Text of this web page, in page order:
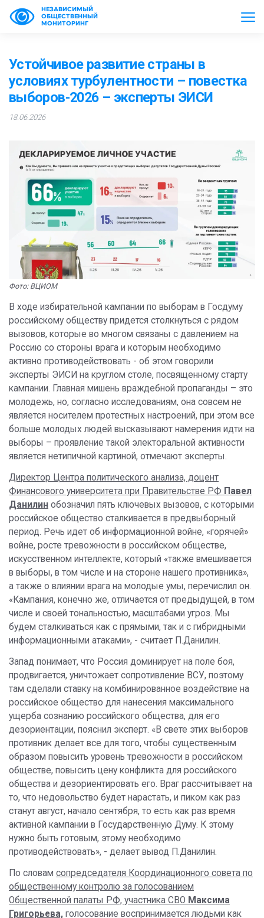
НЕЗАВИСИМЫЙ
ОБЩЕСТВЕННЫЙ
МОНИТОРИНГ
Устойчивое развитие страны в
условиях турбулентности – повестка
выборов-2026 – эксперты ЭИСИ
18.06.2026
Фото: ВЦИОМ
В ходе избирательной кампании по выборам в Госдуму
российскому обществу придется столкнуться с рядом
вызовов, которые во многом связаны с давлением на
Россию со стороны врага и которым необходимо
активно противодействовать - об этом говорили
эксперты ЭИСИ на круглом столе, посвященному старту
кампании. Главная мишень враждебной пропаганды – это
молодежь, но, согласно исследованиям, она совсем не
является носителем протестных настроений, при этом все
больше молодых людей высказывают намерения идти на
выборы – проявление такой электоральной активности
является нетипичной картиной, отмечают эксперты.
Директор Центра политического анализа, доцент
Финансового университета при Правительстве РФ Павел
Данилин обозначил пять ключевых вызовов, с которыми
российское общество сталкивается в предвыборный
период. Речь идет об информационной войне, «горячей»
войне, росте тревожности в российском обществе,
искусственном интеллекте, который «также вмешивается
в выборы, в том числе и на стороне нашего противника»,
а также о влиянии врага на молодые умы, перечислил он.
«Кампания, конечно же, отличается от предыдущей, в том
числе и своей тональностью, масштабами угроз. Мы
будем сталкиваться как с прямыми, так и с гибридными
информационными атаками», - считает П.Данилин.
Запад понимает, что Россия доминирует на поле боя,
продвигается, уничтожает сопротивление ВСУ, поэтому
там сделали ставку на комбинированное воздействие на
российское общество для нанесения максимального
ущерба сознанию российского общества, для его
дезориентации, пояснил эксперт. «В свете этих выборов
противник делает все для того, чтобы существенным
образом повысить уровень тревожности в российском
обществе, повысить цену конфликта для российского
общества и дезориентировать его. Враг рассчитывает на
то, что недовольство будет нарастать, и пиком как раз
станут август, начало сентября, то есть как раз время
активной кампании в Государственную Думу. К этому
нужно быть готовым, этому необходимо
противодействовать», - делает вывод П.Данилин.
По словам сопредседателя Координационного совета по
общественному контролю за голосованием
Общественной палаты РФ, участника СВО Максима
Григорьева, голосование воспринимается людьми как